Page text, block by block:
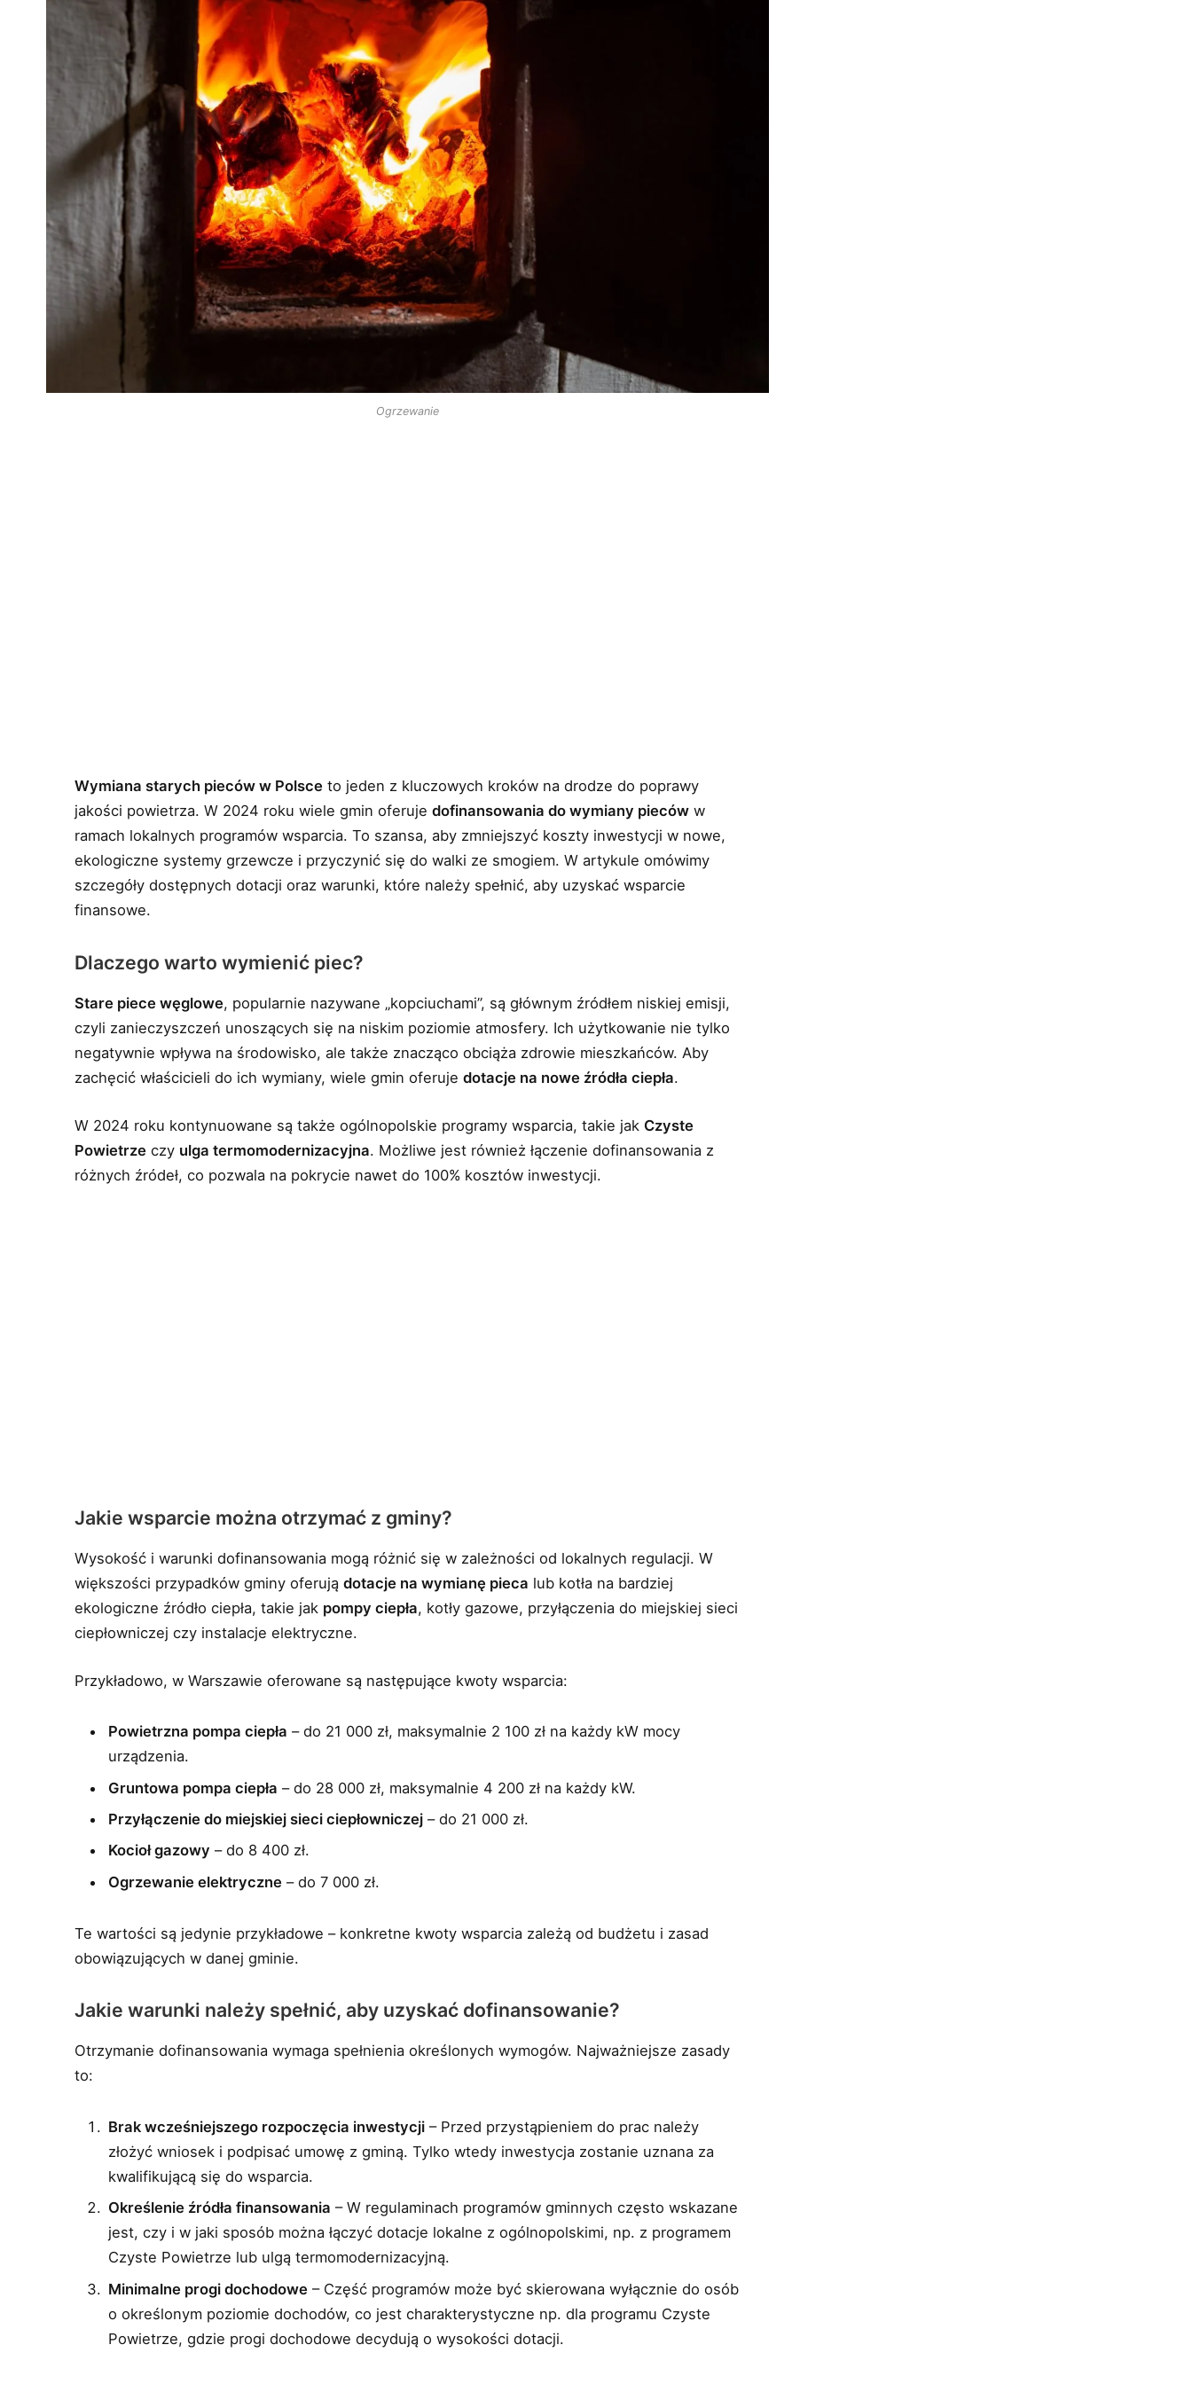
Ogrzewanie
Wymiana starych pieców w Polsce to jeden z kluczowych kroków na drodze do poprawy
jakości powietrza. W 2024 roku wiele gmin oferujedofinansowania do wymiany pieców w
ramach lokalnych programów wsparcia. To szansa, aby zmniejszyć koszty inwestycji w nowe,
ekologiczne systemy grzewcze i przyczynić się do walki ze smogiem. W artykule omówimy
szczegóły dostępnych dotacji oraz warunki, które należy spełnić, aby uzyskać wsparcie
finansowe.
Dlaczego warto wymienić piec?
Stare piece węglowe, popularnie nazywane „kopciuchami”, są głównym źródłem niskiej emisji,
czyli zanieczyszczeń unoszących się na niskim poziomie atmosfery. Ich użytkowanie nie tylko
negatywnie wpływa na środowisko, ale także znacząco obciąża zdrowie mieszkańców. Aby
zachęcić właścicieli do ich wymiany, wiele gmin oferujedotacje na nowe źródła ciepła.
W 2024 roku kontynuowane są także ogólnopolskie programy wsparcia, takie jak Czyste
Powietrze czy ulga termomodernizacyjna. Możliwe jest również łączenie dofinansowania z
różnych źródeł, co pozwala na pokrycie nawet do 100% kosztów inwestycji.
Jakie wsparcie można otrzymać z gminy?
Wysokość i warunki dofinansowania mogą różnić się w zależności od lokalnych regulacji. W
większości przypadków gminy oferujądotacje na wymianę pieca lub kotła na bardziej
ekologiczne źródło ciepła, takie jak pompy ciepła, kotły gazowe, przyłączenia do miejskiej sieci
ciepłowniczej czy instalacje elektryczne.
Przykładowo, w Warszawie oferowane są następujące kwoty wsparcia:
Powietrzna pompa ciepła – do 21 000 zł, maksymalnie 2 100 zł na każdy kW mocy
urządzenia.
Gruntowa pompa ciepła – do 28 000 zł, maksymalnie 4 200 zł na każdy kW.
Przyłączenie do miejskiej sieci ciepłowniczej – do 21 000 zł.
Kocioł gazowy – do 8 400 zł.
Ogrzewanie elektryczne – do 7 000 zł.
Te wartości są jedynie przykładowe – konkretne kwoty wsparcia zależą od budżetu i zasad
obowiązujących w danej gminie.
Jakie warunki należy spełnić, aby uzyskać dofinansowanie?
Otrzymanie dofinansowania wymaga spełnienia określonych wymogów. Najważniejsze zasady
to:
Brak wcześniejszego rozpoczęcia inwestycji – Przed przystąpieniem do prac należy
złożyć wniosek i podpisać umowę z gminą. Tylko wtedy inwestycja zostanie uznana za
kwalifikującą się do wsparcia.
Określenie źródła finansowania – W regulaminach programów gminnych często wskazane
jest, czy i w jaki sposób można łączyć dotacje lokalne z ogólnopolskimi, np. z programem
Czyste Powietrze lub ulgą termomodernizacyjną.
Minimalne progi dochodowe – Część programów może być skierowana wyłącznie do osób
o określonym poziomie dochodów, co jest charakterystyczne np. dla programu Czyste
Powietrze, gdzie progi dochodowe decydują o wysokości dotacji.